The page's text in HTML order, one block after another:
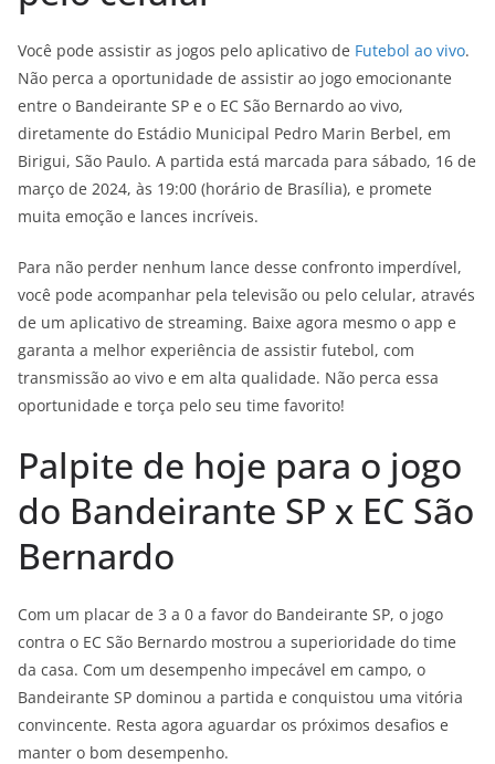
Você pode assistir as jogos pelo aplicativo de Futebol ao vivo.
Não perca a oportunidade de assistir ao jogo emocionante
entre o Bandeirante SP e o EC São Bernardo ao vivo,
diretamente do Estádio Municipal Pedro Marin Berbel, em
Birigui, São Paulo. A partida está marcada para sábado, 16 de
março de 2024, às 19:00 (horário de Brasília), e promete
muita emoção e lances incríveis.
Para não perder nenhum lance desse confronto imperdível,
você pode acompanhar pela televisão ou pelo celular, através
de um aplicativo de streaming. Baixe agora mesmo o app e
garanta a melhor experiência de assistir futebol, com
transmissão ao vivo e em alta qualidade. Não perca essa
oportunidade e torça pelo seu time favorito!
Palpite de hoje para o jogo
do Bandeirante SP x EC São
Bernardo
Com um placar de 3 a 0 a favor do Bandeirante SP, o jogo
contra o EC São Bernardo mostrou a superioridade do time
da casa. Com um desempenho impecável em campo, o
Bandeirante SP dominou a partida e conquistou uma vitória
convincente. Resta agora aguardar os próximos desafios e
manter o bom desempenho.